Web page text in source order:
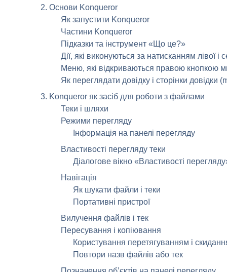
2. Основи Konqueror
Як запустити Konqueror
Частини Konqueror
Підказки та інструмент «Що це?»
Дії, які виконуються за натисканням лівоїі
Меню, які відкриваються правою кнопкою
Як переглядати довідку і сторінки довідки
3. Konqueror як засіб для роботи з файлами
Теки і шляхи
Режими перегляду
Інформація на панелі перегляду
Властивості перегляду теки
Діалогове вікно «Властивості
Навігація
Як шукати файли і теки
Портативні пристрої
Вилучення файлів і тек
Пересування і копіювання
Користування перетягуванням і
Повтори назв файлів або тек